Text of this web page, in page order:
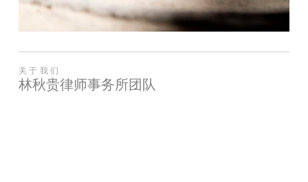
关于我们
林秋贵律师事务所团队